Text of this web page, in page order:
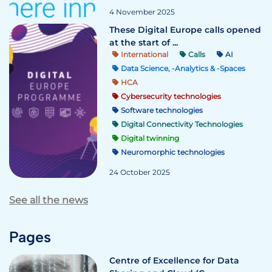
4 November 2025
These Digital Europe calls opened
at the start of ...
International Calls
AI
Data Science, -Analytics & -Spaces
HCA
Cybersecurity technologies
Software technologies
Digital Connectivity Technologies
Digital twinning
Neuromorphic technologies
24 October 2025
See all the news
Pages
Centre of Excellence for Data